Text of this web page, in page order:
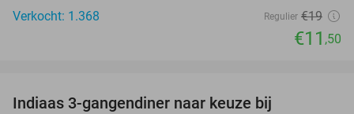
Verkocht: 1.368
Regulier €19
€11 ,50
Indiaas 3-gangendiner naar keuze bij